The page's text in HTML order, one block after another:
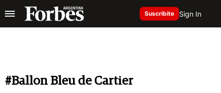
Suscribite Sign In
#Ballon Bleu de Cartier